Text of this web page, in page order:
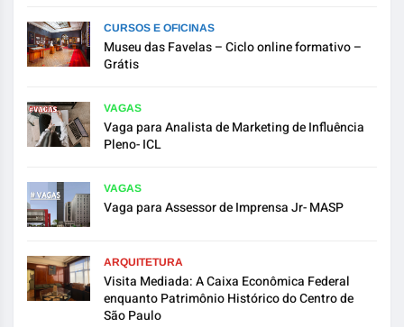
CURSOS E OFICINAS
Museu das Favelas – Ciclo online formativo –
Grátis
VAGAS
Vaga para Analista de Marketing de Influência
Pleno- ICL
VAGAS
Vaga para Assessor de Imprensa Jr- MASP
ARQUITETURA
Visita Mediada: A Caixa Econômica Federal
enquanto Patrimônio Histórico do Centro de
São Paulo